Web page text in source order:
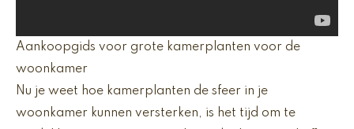
Aankoopgids voor grote kamerplanten voor de
woonkamer
Nu je weet hoe kamerplanten de sfeer in je
woonkamer kunnen versterken, is het tijd om te